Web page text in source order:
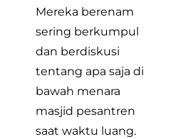
Mereka berenam
sering berkumpul
dan berdiskusi
tentang apa saja di
bawah menara
masjid pesantren
saat waktu luang.